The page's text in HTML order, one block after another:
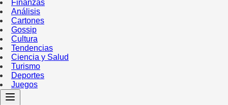
Finanzas
Análisis
Cartones
Gossip
Cultura
Tendencias
Ciencia y Salud
Turismo
Deportes
Juegos